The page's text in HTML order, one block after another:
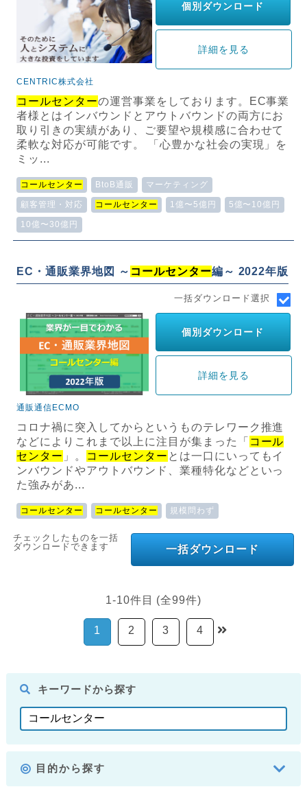
個別ダウンロード
詳細を見る
CENTRIC株式会社
コールセンターの運営事業をしております。EC事業
者様とはインバウンドとアウトバウンドの両方にお
取り引きの実績があり、ご要望や規模感に合わせて
柔軟な対応が可能です。 「心豊かな社会の実現」を
ミッ...
コールセンター BtoB通販 マーケティング
顧客管理・対応 コールセンター 1億〜5億円 5億〜10億円
10億〜30億円
EC・通販業界地図 ～ コールセンター編～ 2022年版
一括ダウンロード選択
個別ダウンロード
詳細を見る
通販通信ECMO
コロナ禍に突入してからというものテレワーク推進
などによりこれまで以上に注目が集まった「 コール
センター 」。 コールセンター とは一口にいってもイ
ンバウンドやアウトバウンド、業種特化などといっ
た強みがあ...
コールセンター コールセンター 規模問わず
一括ダウンロード
チェックしたものを一括
ダウンロードできます
1-10件目 (全99件)
1 2 3 4
キーワードから探す
目的から探す